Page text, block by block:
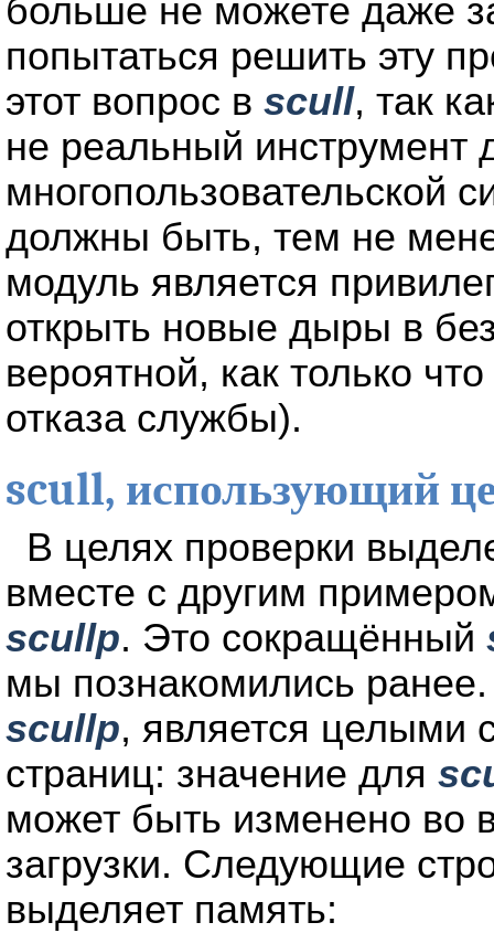
больше не можете даже
попытаться решить эту
этот вопрос в scull, так
не реальный инструмент
многопользовательской
должны быть, тем не
модуль является
открыть новые дыры в
вероятной, как только
отказа службы).
scull, использующий
В целях проверки
вместе с другим
scullp. Это сокращённый
мы познакомились
scullp, является целыми
страниц: значение для
может быть изменено во
загрузки. Следующие
выделяет память: